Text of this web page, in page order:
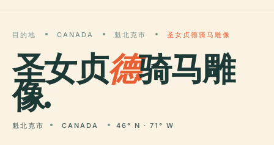
目的地 CANADA 魁北克市 圣女贞德骑马雕像
圣女贞德骑马雕
像.
魁北克市 CANADA 46° N · 71° W